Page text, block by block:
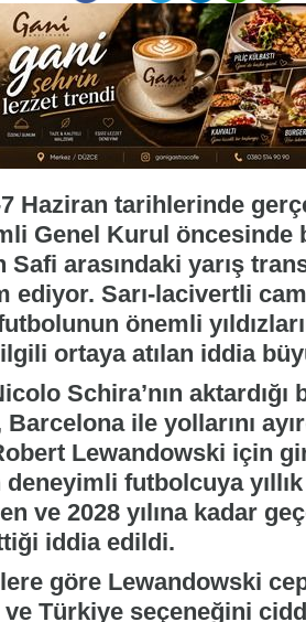
7 Haziran tarihlerinde
Genel Kurul öncesinde
Safi arasındaki yarış
ediyor. Sarı-lacivertli
önemli
ortaya atılan iddia
Schira’nın
ile yollarını
Lewandowski için
deneyimli futbolcuya
ve 2028 yılına kadar
iddia edildi.
göre Lewandowski
ve Türkiye seçeneğini